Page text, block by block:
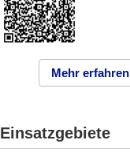
Mehr erfahren
Einsatzgebiete